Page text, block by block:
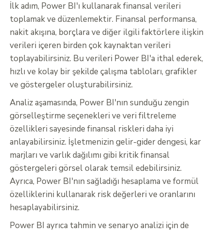
İlk adım, Power BI'ı kullanarak finansal verileri
toplamak ve düzenlemektir. Finansal performansa,
nakit akışına, borçlara ve diğer ilgili faktörlere ilişkin
verileri içeren birden çok kaynaktan verileri
toplayabilirsiniz. Bu verileri Power BI'a ithal ederek,
hızlı ve kolay bir şekilde çalışma tabloları, grafikler
ve göstergeler oluşturabilirsiniz.
Analiz aşamasında, Power BI'nın sunduğu zengin
görselleştirme seçenekleri ve veri filtreleme
özellikleri sayesinde finansal riskleri daha iyi
anlayabilirsiniz. İşletmenizin gelir-gider dengesi, kar
marjları ve varlık dağılımı gibi kritik finansal
göstergeleri görsel olarak temsil edebilirsiniz.
Ayrıca, Power BI'nın sağladığı hesaplama ve formül
özelliklerini kullanarak risk değerleri ve oranlarını
hesaplayabilirsiniz.
Power BI ayrıca tahmin ve senaryo analizi için de